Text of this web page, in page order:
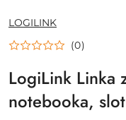
NAZWA
PRODUCENTA:
LOGILINK
(0)
LogiLink Linka
notebooka,